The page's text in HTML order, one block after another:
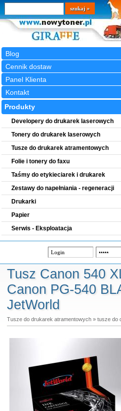
Blog
Cennik dostaw
Panel Klienta
Kontakt
Wyszukiwarka
szukaj
Produkty
Developery do drukarek laserowych
Tonery do drukarek laserowych
Tusze do drukarek atramentowych
Folie i tonery do faxu
Taśmy do etykieciarek i drukarek
Zestawy do napełniania - regeneracji
Drukarki
Papier
Serwis - Eksploatacja
Tusz Canon 540
Canon PG-540
JetWorld
Tusze do drukarek atramentowych» tusze do